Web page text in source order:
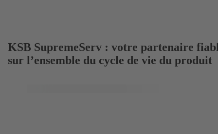
KSB SupremeServ : votre partenaire
sur l’ensemble du cycle de vie du produit